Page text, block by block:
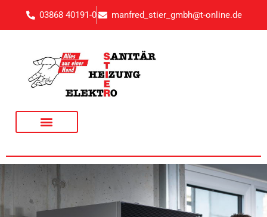
03868 40191-0 manfred_stier_gmbh@t-online.de